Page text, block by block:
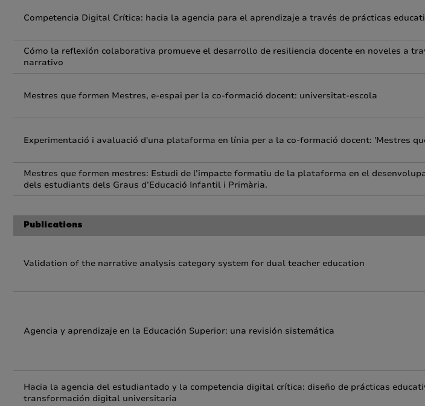
Competencia Digital Crítica: hacia la agencia para el aprendizaje a través de prácticas
Cómo la reflexión colaborativa promueve el desarrollo de resiliencia docente en noveles a
narrativo
Mestres que formen Mestres, e-espai per la co-formació docent: universitat-escola
Experimentació i avaluació d'una plataforma en línia per a la co-formació docent: 'Mestres
Mestres que formen mestres: Estudi de l’impacte formatiu de la plataforma en el
dels estudiants dels Graus d’Educació Infantil i Primària.
Publications
Validation of the narrative analysis category system for dual teacher education
Agencia y aprendizaje en la Educación Superior: una revisión sistemática
Hacia la agencia del estudiantado y la competencia digital crítica: diseño de prácticas
transformación digital universitaria